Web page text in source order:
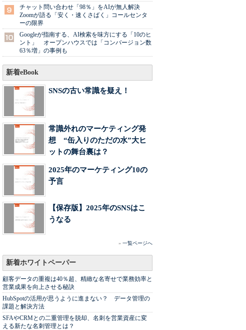
チャット問い合わせ「98％」をAIが無人解決
Zoomが語る「安く・速くさばく」コールセンタ
ーの限界
Googleが指南する、AI検索を味方にする「10のヒ
ント」 オープンハウスでは「コンバージョン数
63％増」の事例も
新着eBook
SNSの古い常識を疑え！
常識外れのマーケティング発
想 “缶入りのただの水”大ヒ
ットの舞台裏は？
2025年のマーケティング10の
予言
【保存版】2025年のSNSはこ
うなる
» 一覧ページへ
新着ホワイトペーパー
顧客データの重複は40％超、精緻な名寄せで業務効率と
営業成果を向上させる秘訣
HubSpotの活用が思うように進まない？ データ管理の
課題と解決方法
SFAやCRMとの二重管理を脱却、名刺を営業資産に変
える新たな名刺管理とは？